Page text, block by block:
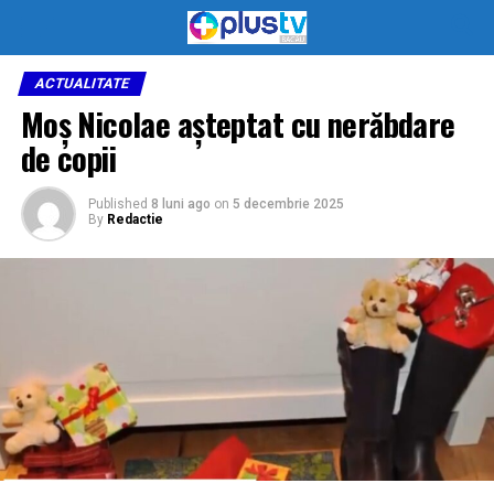
ACTUALITATE
Moș Nicolae așteptat cu nerăbdare
de copii
Published 8 luni ago on 5 decembrie 2025
By Redactie